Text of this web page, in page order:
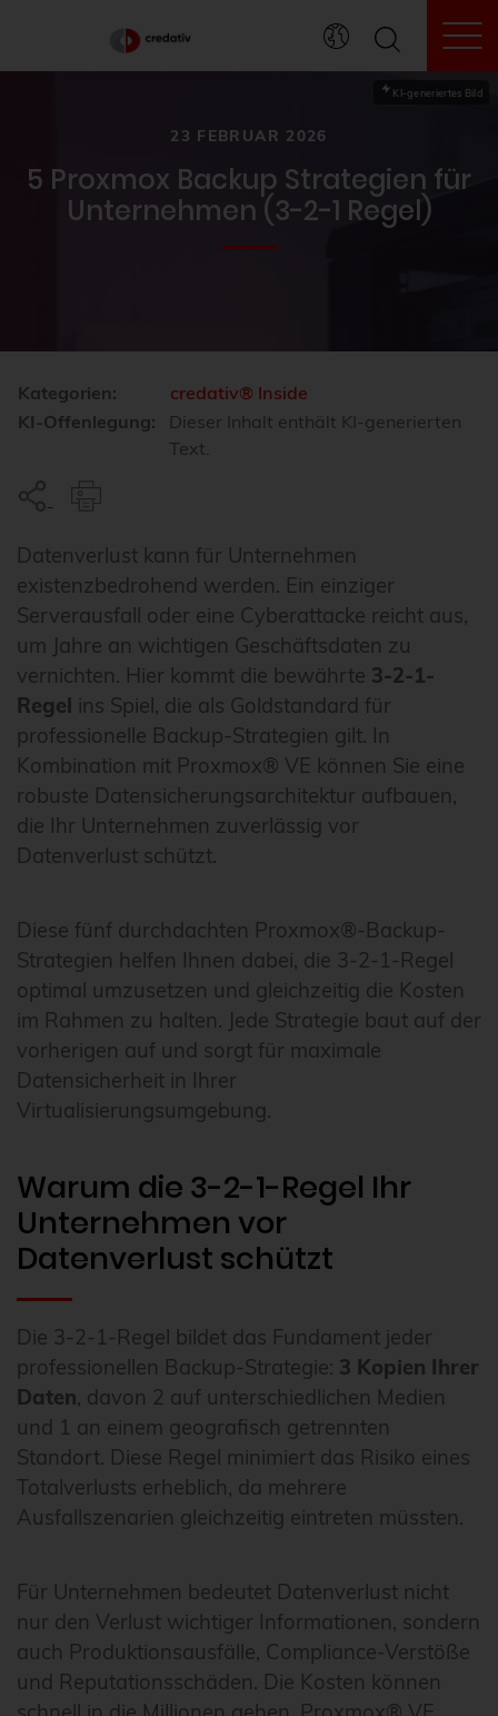
KI-generiertes Bild
23 FEBRUAR 2026
5 Proxmox Backup Strategien für
Unternehmen (3-2-1 Regel)
Kategorien:
credativ® Inside
KI-Offenlegung:
Dieser Inhalt enthält KI-generierten
Text.
Datenverlust kann für Unternehmen
existenzbedrohend werden. Ein einziger
Serverausfall oder eine Cyberattacke reicht aus,
um Jahre an wichtigen Geschäftsdaten zu
vernichten. Hier kommt die bewährte 3-2-1-
Regel ins Spiel, die als Goldstandard für
professionelle Backup-Strategien gilt. In
Kombination mit Proxmox® VE können Sie eine
robuste Datensicherungsarchitektur aufbauen,
die Ihr Unternehmen zuverlässig vor
Datenverlust schützt.
Diese fünf durchdachten Proxmox®-Backup-
Strategien helfen Ihnen dabei, die 3-2-1-Regel
optimal umzusetzen und gleichzeitig die Kosten
im Rahmen zu halten. Jede Strategie baut auf der
vorherigen auf und sorgt für maximale
Datensicherheit in Ihrer
Virtualisierungsumgebung.
Warum die 3-2-1-Regel Ihr
Unternehmen vor
Datenverlust schützt
Die 3-2-1-Regel bildet das Fundament jeder
professionellen Backup-Strategie: 3 Kopien Ihrer
Daten, davon 2 auf unterschiedlichen Medien
und 1 an einem geografisch getrennten
Standort. Diese Regel minimiert das Risiko eines
Totalverlusts erheblich, da mehrere
Ausfallszenarien gleichzeitig eintreten müssten.
Für Unternehmen bedeutet Datenverlust nicht
nur den Verlust wichtiger Informationen, sondern
auch Produktionsausfälle, Compliance-Verstöße
und Reputationsschäden. Die Kosten können